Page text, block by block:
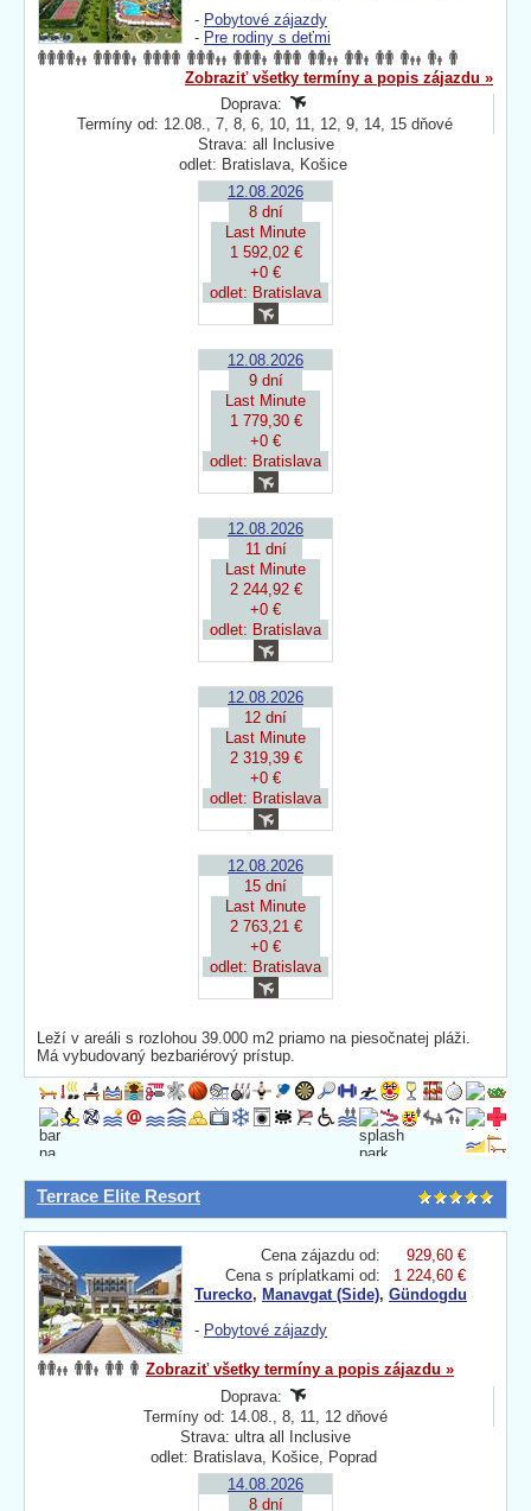
- Pobytové zájazdy
- Pre rodiny s deťmi
Zobraziť všetky termíny a popis zájazdu »
Doprava:
Termíny od: 12.08., 7, 8, 6, 10, 11, 12, 9, 14, 15 dňové
Strava: all Inclusive
odlet: Bratislava, Košice
12.08.2026
8 dní
Last Minute
1 592,02 €
+0 €
odlet: Bratislava
12.08.2026
9 dní
Last Minute
1 779,30 €
+0 €
odlet: Bratislava
12.08.2026
11 dní
Last Minute
2 244,92 €
+0 €
odlet: Bratislava
12.08.2026
12 dní
Last Minute
2 319,39 €
+0 €
odlet: Bratislava
12.08.2026
15 dní
Last Minute
2 763,21 €
+0 €
odlet: Bratislava
Leží v areáli s rozlohou 39.000 m2 priamo na piesočnatej pláži.
Má vybudovaný bezbariérový prístup.
Terrace Elite Resort
Cena zájazdu od:
929,60 €
Cena s príplatkami od:
1 224,60 €
Turecko, Manavgat (Side), Gündogdu
- Pobytové zájazdy
Zobraziť všetky termíny a popis zájazdu »
Doprava:
Termíny od: 14.08., 8, 11, 12 dňové
Strava: ultra all Inclusive
odlet: Bratislava, Košice, Poprad
14.08.2026
8 dní